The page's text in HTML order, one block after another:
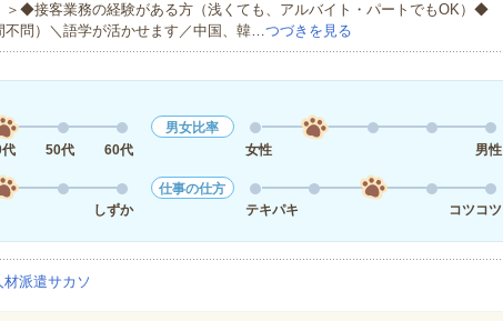
＞◆接客業務の経験がある方（浅くても、アルバイト・パートでもOK）◆
不問）＼語学が活かせます／中国、韓…つづきを見る
50代 60代
男女比率
女性
男性
しずか
仕事の仕方
テキパキ
コツコツ
派遣サカソ